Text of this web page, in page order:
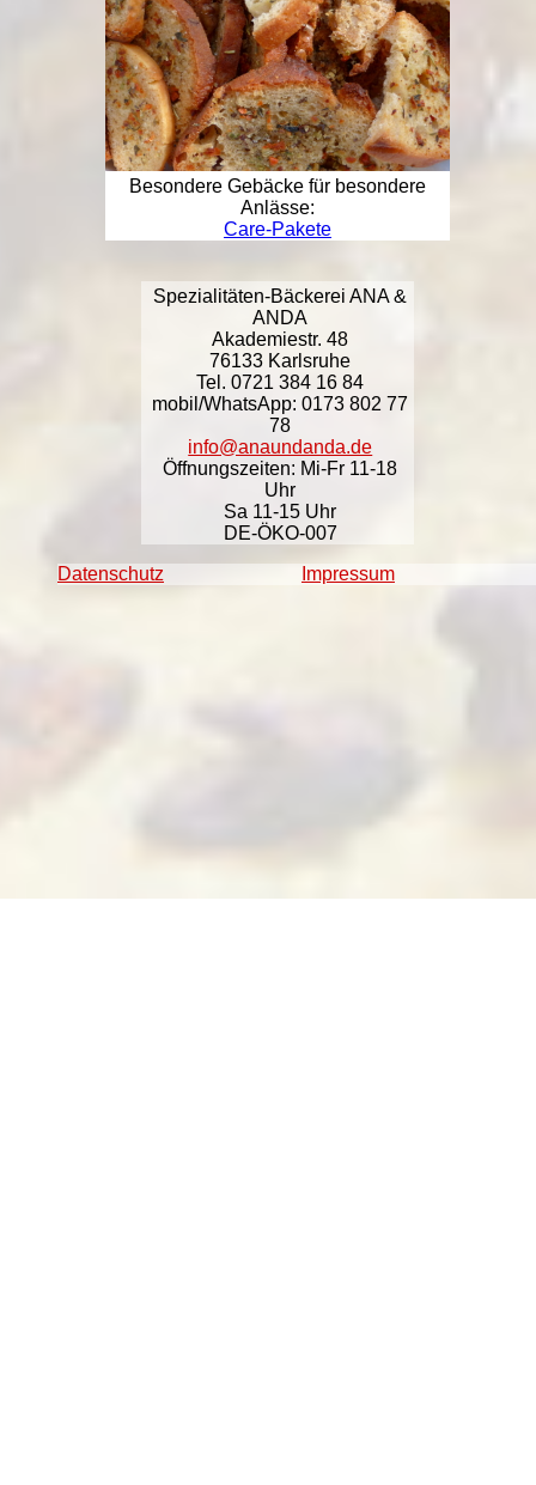
Besondere Gebäcke für besondere
Anlässe:
Care-Pakete
Spezialitäten-Bäckerei ANA &
ANDA
Akademiestr. 48
76133 Karlsruhe
Tel. 0721 384 16 84
mobil/WhatsApp: 0173 802 77
78
info@anaundanda.de
Öffnungszeiten: Mi-Fr 11-18
Uhr
Sa 11-15 Uhr
DE-ÖKO-007
Datenschutz
Impressum